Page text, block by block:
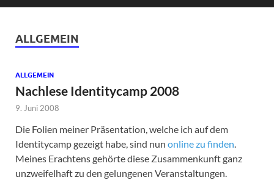
ALLGEMEIN
ALLGEMEIN
Nachlese Identitycamp 2008
9. Juni 2008
Die Folien meiner Präsentation, welche ich auf dem
Identitycamp gezeigt habe, sind nun online zu finden.
Meines Erachtens gehörte diese Zusammenkunft ganz
unzweifelhaft zu den gelungenen Veranstaltungen.